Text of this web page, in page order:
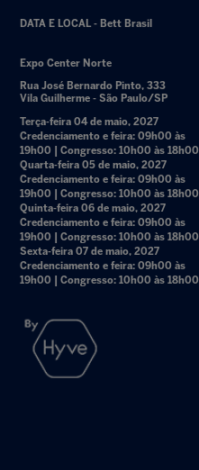
DATA E LOCAL - Bett Brasil
Expo Center Norte
Rua José Bernardo Pinto, 333
Vila Guilherme - São Paulo/SP
Terça-feira 04 de maio, 2027
Credenciamento e feira: 09h00 às
19h00 | Congresso: 10h00 às 18h00
Quarta-feira 05 de maio, 2027
Credenciamento e feira: 09h00 às
19h00 | Congresso: 10h00 às 18h00
Quinta-feira 06 de maio, 2027
Credenciamento e feira: 09h00 às
19h00 | Congresso: 10h00 às 18h00
Sexta-feira 07 de maio, 2027
Credenciamento e feira: 09h00 às
19h00 | Congresso: 10h00 às 18h00